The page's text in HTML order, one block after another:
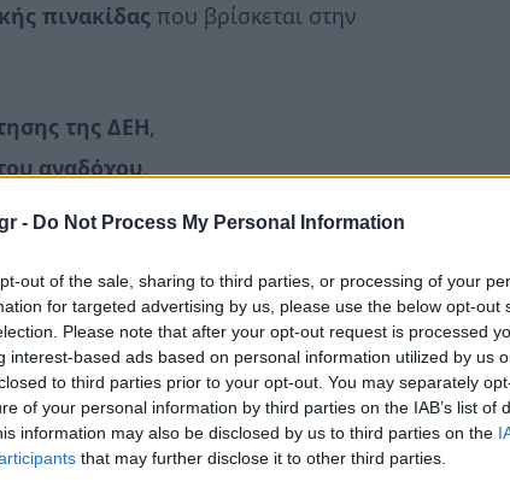
- Do Not Process My Personal Information
out of the sale, sharing to third parties, or processing of your
for targeted advertising by us, please use the below opt-out
Please note that after your opt-out request is processed
interest-based ads based on personal information utilized by us
to third parties prior to your opt-out. You may separately
of your personal information by third parties on the IAB’s list of
information may also be disclosed by us to third parties on the
that may further disclose it to other third parties.
πινακίδαςπου βρίσκεται στην
της ΔΕΗ,
αναδόχου.